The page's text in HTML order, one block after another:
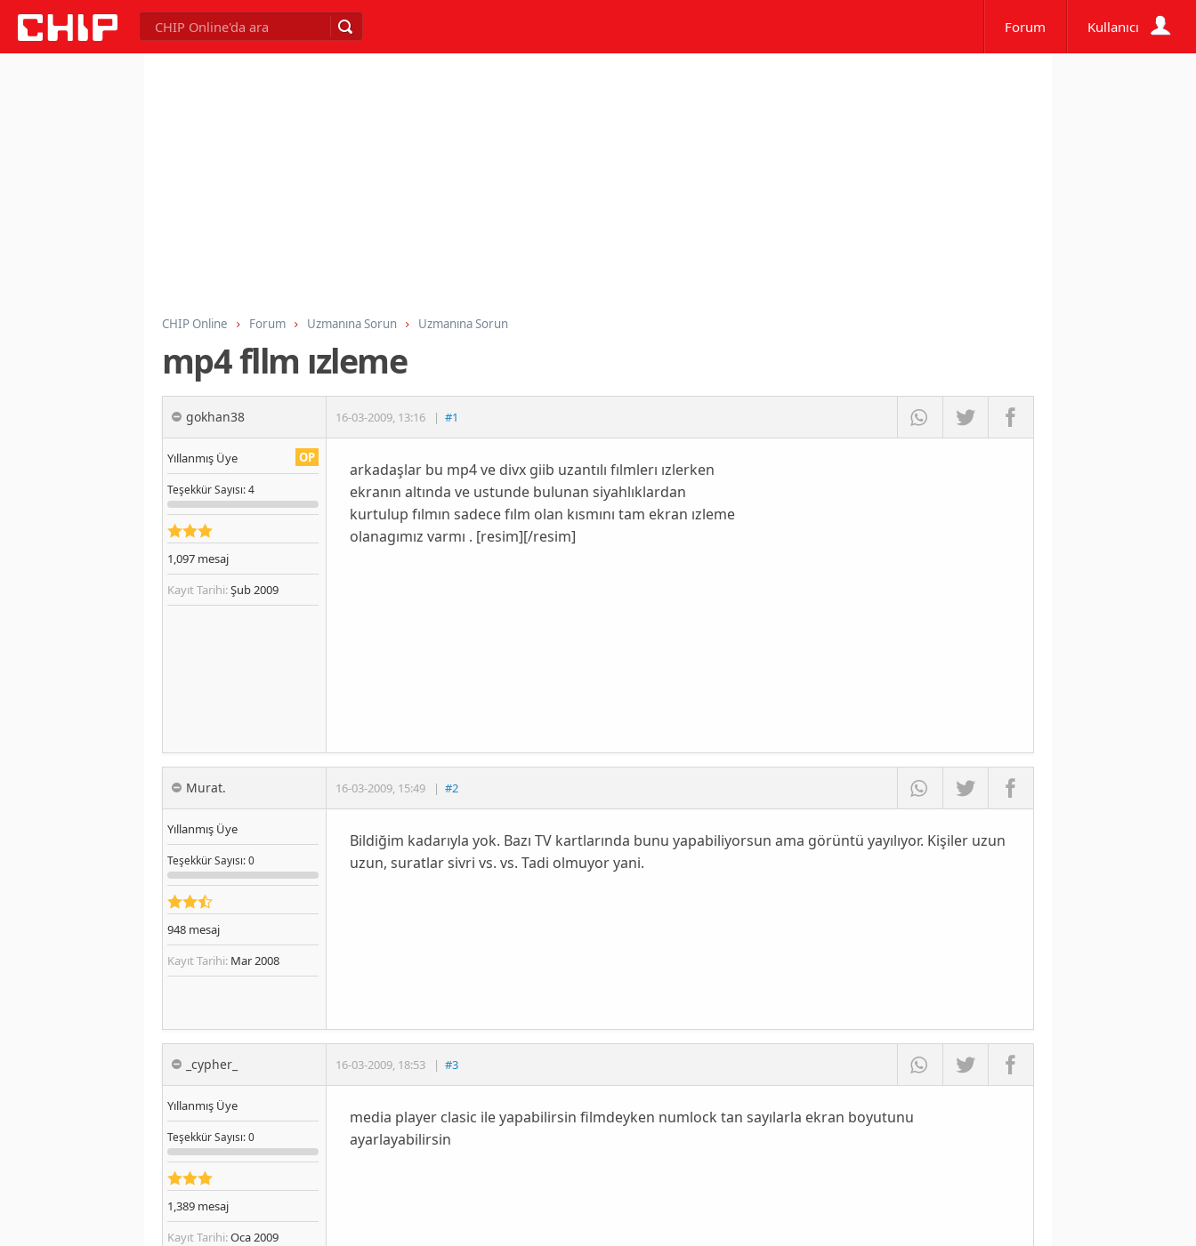
Forum Kullanıcı
CHIP Online Forum Uzmanına Sorun Uzmanına Sorun
mp4 fllm ızleme
gokhan38 16-03-2009, 13:16 | #1
OP
Yıllanmış Üye
TeşekkürSayısı: 4
1,097 mesaj
Kayıt Tarihi:Şub 2009
arkadaşlar bu mp4 ve divx giib uzantılı fılmlerı ızlerken
ekranın altında ve ustunde bulunan siyahlıklardan
kurtulup fılmın sadece fılm olan kısmını tam ekran ızleme
olanagımız varmı . [resim][/resim]
Murat. 16-03-2009, 15:49 | #2
Yıllanmış Üye
TeşekkürSayısı: 0
948 mesaj
Kayıt Tarihi: Mar 2008
Bildiğim kadarıyla yok. Bazı TV kartlarında bunu yapabiliyorsun ama görüntü yayılıyor. Kişiler uzun
uzun, suratlar sivri vs. vs. Tadi olmuyor yani.
_cypher_ 16-03-2009, 18:53 | #3
Yıllanmış Üye
TeşekkürSayısı: 0
1,389 mesaj
Kayıt Tarihi:Oca 2009
media player clasic ile yapabilirsin filmdeyken numlock tan sayılarla ekran boyutunu
ayarlayabilirsin